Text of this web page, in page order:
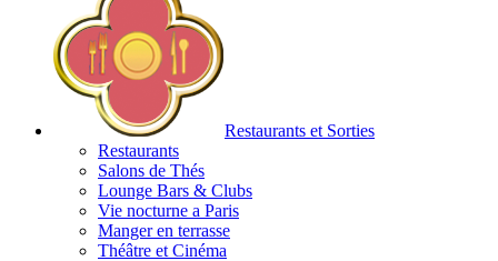
Restaurants et Sorties
Restaurants
Salons de Thés
Lounge Bars & Clubs
Vie nocturne a Paris
Manger en terrasse
Théâtre et Cinéma